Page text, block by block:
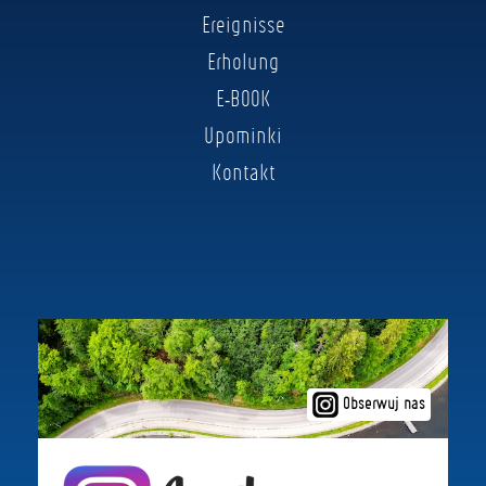
Ereignisse
Erholung
E-BOOK
Upominki
Kontakt
Obserwuj nas